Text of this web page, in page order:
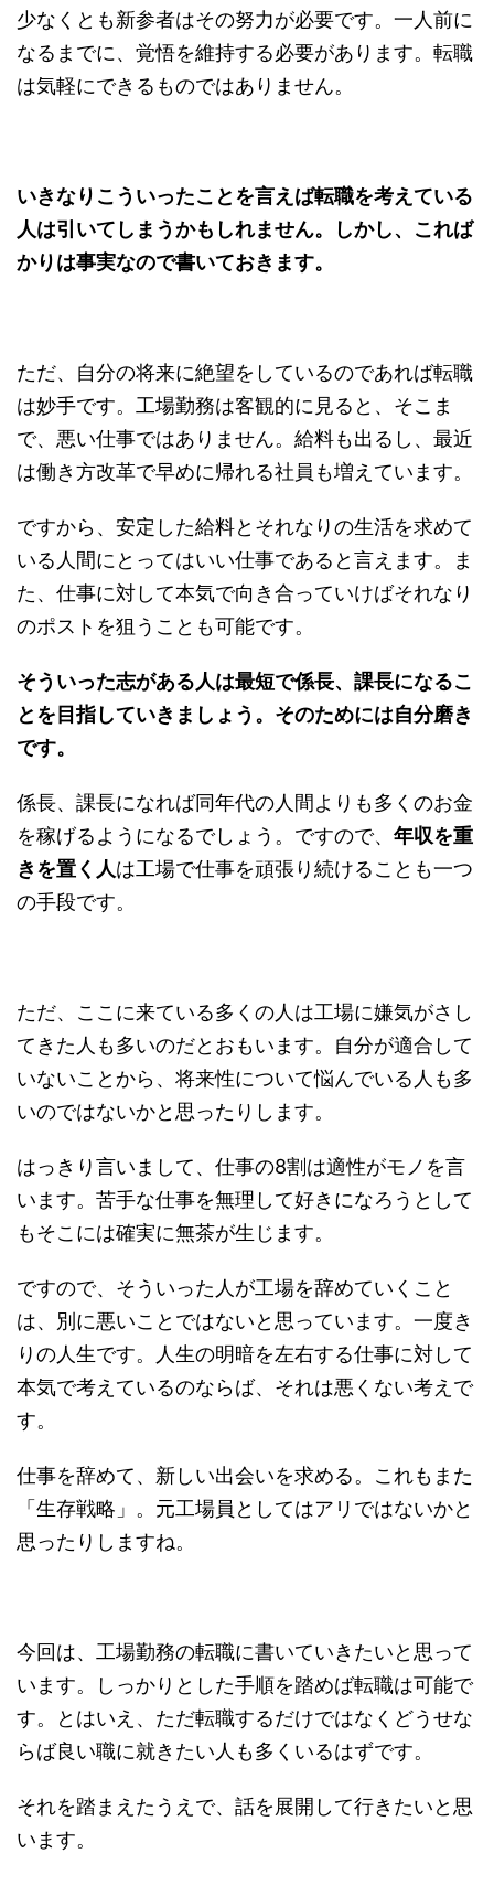
少なくとも新参者はその努力が必要です。一人前に
なるまでに、覚悟を維持する必要があります。転職
は気軽にできるものではありません。
いきなりこういったことを言えば転職を考えている
人は引いてしまうかもしれません。しかし、これば
かりは事実なので書いておきます。
ただ、自分の将来に絶望をしているのであれば転職
は妙手です。工場勤務は客観的に見ると、そこま
で、悪い仕事ではありません。給料も出るし、最近
は働き方改革で早めに帰れる社員も増えています。
ですから、安定した給料とそれなりの生活を求めて
いる人間にとってはいい仕事であると言えます。ま
た、仕事に対して本気で向き合っていけばそれなり
のポストを狙うことも可能です。
そういった志がある人は最短で係長、課長になるこ
とを目指していきましょう。そのためには自分磨き
です。
係長、課長になれば同年代の人間よりも多くのお金
を稼げるようになるでしょう。ですので、 年収を重
きを置く人は工場で仕事を頑張り続けることも一つ
の手段です。
ただ、ここに来ている多くの人は工場に嫌気がさし
てきた人も多いのだとおもいます。自分が適合して
いないことから、将来性について悩んでいる人も多
いのではないかと思ったりします。
はっきり言いまして、仕事の8割は適性がモノを言
います。苦手な仕事を無理して好きになろうとして
もそこには確実に無茶が生じます。
ですので、そういった人が工場を辞めていくこと
は、別に悪いことではないと思っています。一度き
りの人生です。人生の明暗を左右する仕事に対して
本気で考えているのならば、それは悪くない考えで
す。
仕事を辞めて、新しい出会いを求める。これもまた
「生存戦略」。元工場員としてはアリではないかと
思ったりしますね。
今回は、工場勤務の転職に書いていきたいと思って
います。しっかりとした手順を踏めば転職は可能で
す。とはいえ、ただ転職するだけではなくどうせな
らば良い職に就きたい人も多くいるはずです。
それを踏まえたうえで、話を展開して行きたいと思
います。